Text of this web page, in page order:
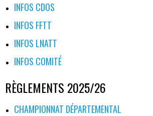
INFOS CDOS
INFOS FFTT
INFOS LNATT
INFOS COMITÉ
RÈGLEMENTS 2025/26
CHAMPIONNAT DÉPARTEMENTAL